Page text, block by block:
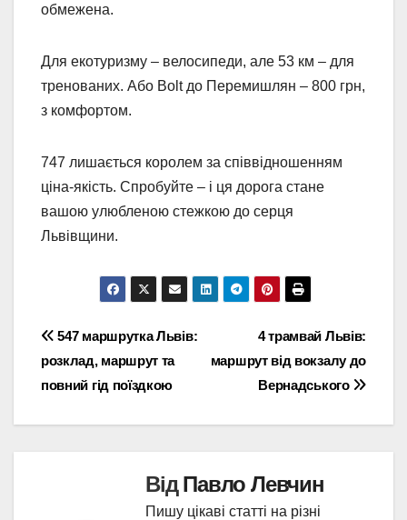
обмежена.
Для екотуризму – велосипеди, але 53 км – для
тренованих. Або Bolt до Перемишлян – 800 грн,
з комфортом.
747 лишається королем за співвідношенням
ціна-якість. Спробуйте – і ця дорога стане
вашою улюбленою стежкою до серця
Львівщини.
Навігація
записів
4 трамвай Львів:
маршрут від вокзалу до
Вернадського
547 маршрутка Львів:
розклад, маршрут та
повний гід поїздкою
ВідПавло Левчин
Пишу цікаві статті на різні